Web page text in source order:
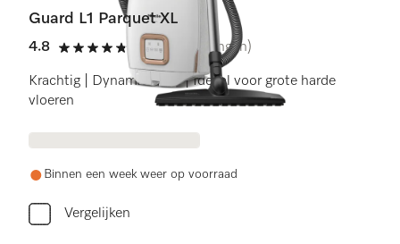
Guard L1 Parquet XL
4.8
4.8 sterren op 5
(19 beoordelingen)
Krachtig | DynamicDrive | Ideaal voor grote harde
vloeren
Binnen een week weer op voorraad
Vergelijken